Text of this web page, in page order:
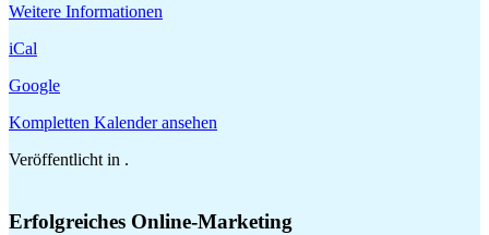
Weitere Informationen
iCal
Google
Kompletten Kalender ansehen
Veröffentlicht in .
Erfolgreiches Online-Marketing